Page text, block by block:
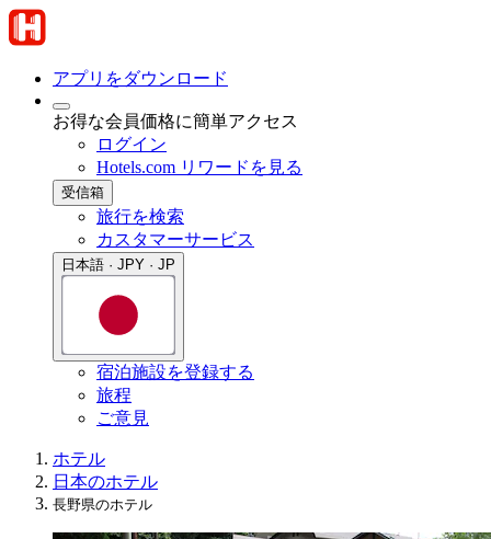
アプリをダウンロード
お得な会員価格に簡単アクセス
ログイン
Hotels.com リワードを見る
受信箱
旅行を検索
カスタマーサービス
日本語 · JPY · JP
宿泊施設を登録する
旅程
ご意見
ホテル
日本のホテル
長野県のホテル